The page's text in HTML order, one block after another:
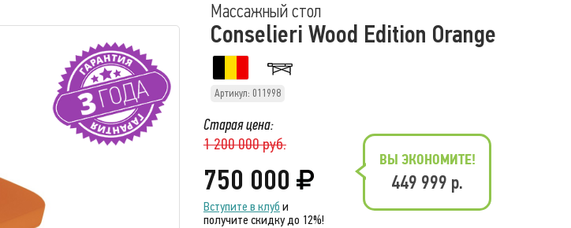
Массажный стол
Conselieri Wood Edition Orange
Артикул: 011998
Старая цена:
1 200 000 руб.
750 000
Вступите в клуб и
получите скидку до 12%!
ВЫ ЭКОНОМИТЕ!
449 999 р.